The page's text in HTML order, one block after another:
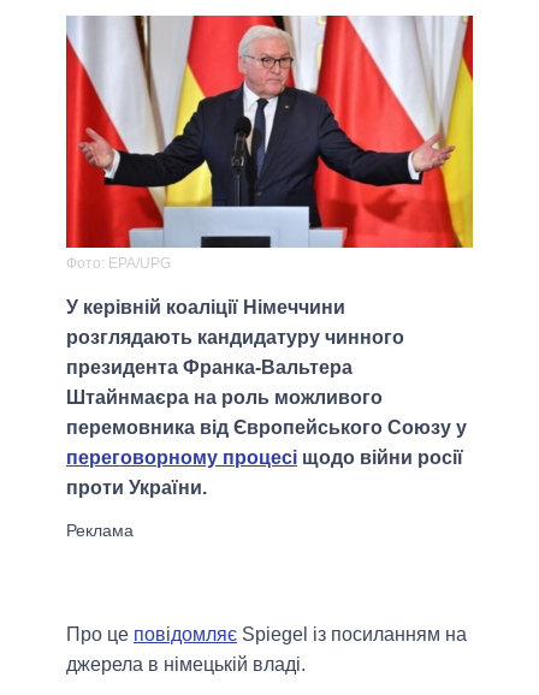
Фото: EPA/UPG
У керівній коаліції Німеччини
розглядають кандидатуру чинного
президента Франка-Вальтера
Штайнмаєра на роль можливого
перемовника від Європейського Союзу у
переговорному процесі щодо війни росії
проти України.
Про це повідомляє Spiegel із посиланням на
джерела в німецькій владі.